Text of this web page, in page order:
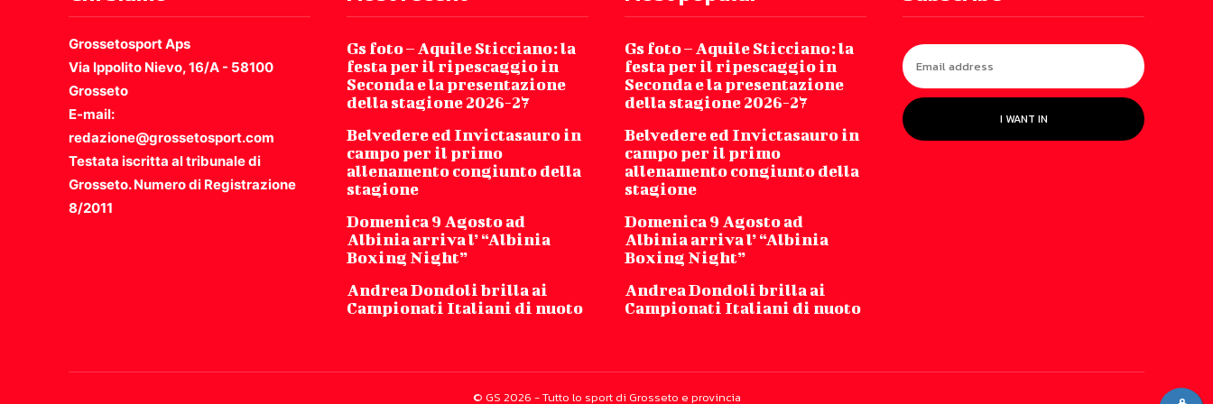
Grossetosport Aps
Via Ippolito Nievo, 16/A - 58100
Grosseto
E-mail:
redazione@grossetosport.com
Testata iscritta al tribunale di
Grosseto. Numero di Registrazione
8/2011
Gs foto – Aquile Sticciano: la
festa per il ripescaggio in
Seconda e la presentazione
della stagione 2026-27
Belvedere ed Invictasauro in
campo per il primo
allenamento congiunto della
stagione
Domenica 9 Agosto ad
Albinia arriva l’ “Albinia
Boxing Night”
Andrea Dondoli brilla ai
Campionati Italiani di nuoto
Gs foto – Aquile Sticciano: la
festa per il ripescaggio in
Seconda e la presentazione
della stagione 2026-27
Belvedere ed Invictasauro in
campo per il primo
allenamento congiunto della
stagione
Domenica 9 Agosto ad
Albinia arriva l’ “Albinia
Boxing Night”
Andrea Dondoli brilla ai
Campionati Italiani di nuoto
I WANT IN
© GS 2026 - Tutto lo sport di Grosseto e provincia